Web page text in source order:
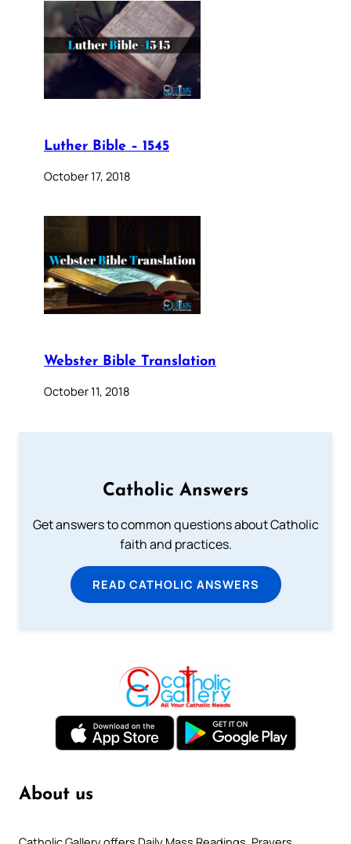
Luther Bible – 1545
October 17, 2018
Webster Bible Translation
October 11, 2018
Catholic Answers
Get answers to common questions about Catholic
faith and practices.
READ CATHOLIC ANSWERS
About us